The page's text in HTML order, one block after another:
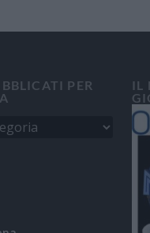
PER
IL